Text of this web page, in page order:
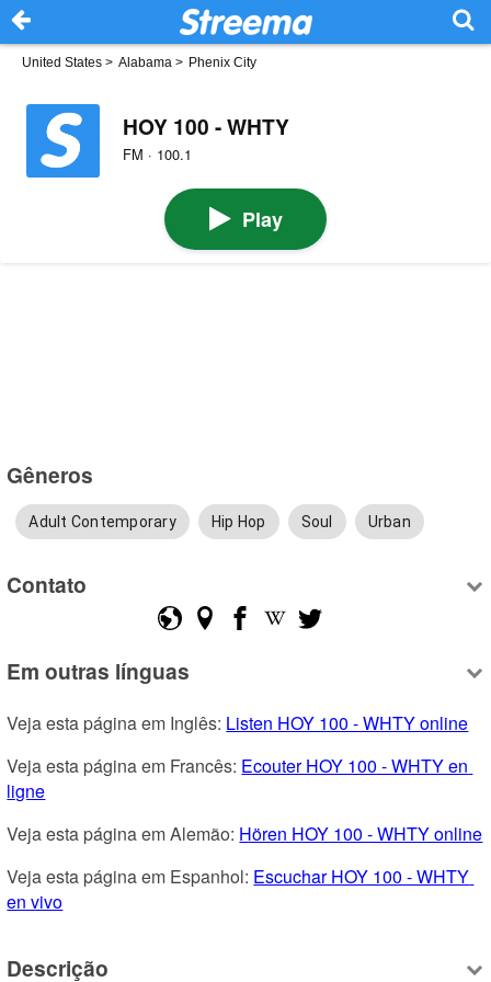
United States > Alabama > Phenix City
HOY 100 - WHTY
FM · 100.1
Play
Gêneros
Adult Contemporary Hip Hop Soul Urban
Contato
Em outras línguas
Veja esta página em Inglês: Listen HOY 100 - WHTY online
Veja esta página em Francês: Ecouter HOY 100 - WHTY en
ligne
Veja esta página em Alemão: Hören HOY 100 - WHTY online
Veja esta página em Espanhol: Escuchar HOY 100 - WHTY
en vivo
Descrição